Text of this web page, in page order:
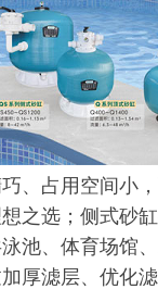
、占用空间小
之选；侧式砂
池、体育场馆
厚滤层、优化